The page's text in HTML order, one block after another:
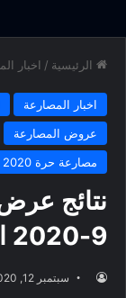
الرئيسية / اخبار
اخبار المصارعة
عروض المصارعة
مصارعة حرة 2020
9-2020 احداث كاملة
سبتمبر 12, 2020